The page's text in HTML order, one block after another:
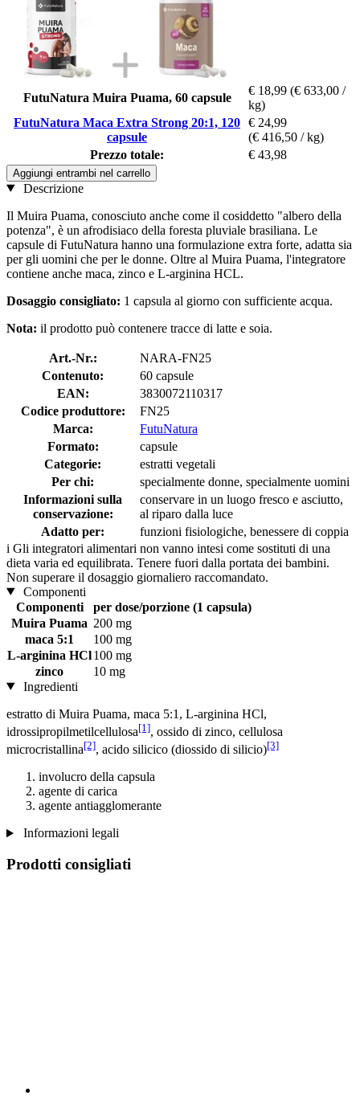
FutuNatura Muira Puama, 60 capsule
€ 18,99 (€ 633,00 /
kg)
FutuNatura Maca Extra Strong 20:1, 120
capsule
€ 24,99
(€ 416,50 / kg)
Prezzo totale:
€ 43,98
Aggiungi entrambi nel carrello
Descrizione
Il Muira Puama, conosciuto anche come il cosiddetto "albero della
potenza", è un afrodisiaco della foresta pluviale brasiliana. Le
capsule di FutuNatura hanno una formulazione extra forte, adatta sia
per gli uomini che per le donne. Oltre al Muira Puama, l'integratore
contiene anche maca, zinco e L-arginina HCL.
Dosaggio consigliato: 1 capsula al giorno con sufficiente acqua.
Nota: il prodotto può contenere tracce di latte e soia.
Art.-Nr.:
NARA-FN25
Contenuto:
60 capsule
EAN:
3830072110317
Codice produttore:
FN25
Marca:
FutuNatura
Formato:
capsule
Categorie:
estratti vegetali
Per chi:
specialmente donne, specialmente uomini
Informazioni sulla
conservazione:
conservare in un luogo fresco e asciutto,
al riparo dalla luce
Adatto per:
funzioni fisiologiche, benessere di coppia
i Gli integratori alimentari non vanno intesi come sostituti di una
dieta varia ed equilibrata. Tenere fuori dalla portata dei bambini.
Non superare il dosaggio giornaliero raccomandato.
Componenti
Componenti
per dose/porzione (1 capsula)
Muira Puama 200 mg
maca 5:1
100 mg
L-arginina HCl100 mg
zinco
10 mg
Ingredienti
estratto di Muira Puama, maca 5:1, L-arginina HCl,
idrossipropilmetilcellulosa[1], ossido di zinco, cellulosa
microcristallina[2], acido silicico (diossido di silicio)[3]
involucro della capsula
agente di carica
agente antiagglomerante
Informazioni legali
Prodotti consigliati